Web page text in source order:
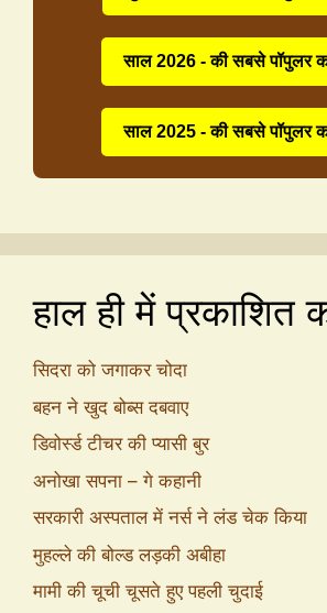
साल 2026 - की सबसे पॉपुलर
साल 2025 - की सबसे पॉपुलर
हाल ही में प्रकाशित
सिदरा को जगाकर चोदा
बहन ने खुद बोब्स दबवाए
डिवोर्स्ड टीचर की प्यासी बुर
अनोखा सपना – गे कहानी
सरकारी अस्पताल में नर्स ने लंड चेक किया
मुहल्ले की बोल्ड लड़की अबीहा
मामी की चूची चूसते हुए पहली चुदाई